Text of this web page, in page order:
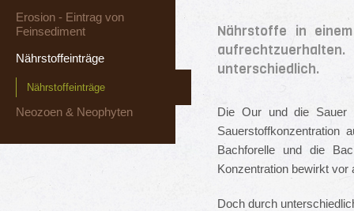
Erosion - Eintrag von
Feinsediment
Nährstoffeinträge
Nährstoffeinträge
Neozoen & Neophyten
Nährstoffe in
unterschiedlich.
Die Our und die Sauer
Sauerstoffkonzentration
Bachforelle und die
Konzentration bewirkt vor
Doch durch